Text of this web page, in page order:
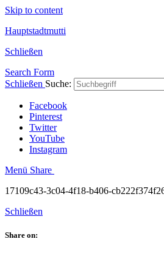
Skip to content
Hauptstadtmutti
Schließen
Search Form
Schließen Suche:
Facebook
Pinterest
Twitter
YouTube
Instagram
Menü Share
17109c43-3c04-4f18-b406-
Schließen
Share on: